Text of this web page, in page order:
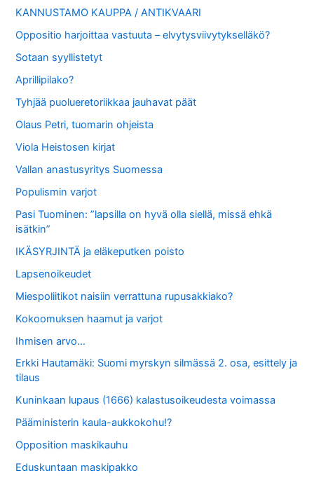
KANNUSTAMO KAUPPA / ANTIKVAARI
Oppositio harjoittaa vastuuta – elvytysviivytykselläkö?
Sotaan syyllistetyt
Aprillipilako?
Tyhjää puolueretoriikkaa jauhavat päät
Olaus Petri, tuomarin ohjeista
Viola Heistosen kirjat
Vallan anastusyritys Suomessa
Populismin varjot
Pasi Tuominen: ”lapsilla on hyvä olla siellä, missä ehkä
isätkin”
IKÄSYRJINTÄ ja eläkeputken poisto
Lapsenoikeudet
Miespoliitikot naisiin verrattuna rupusakkiako?
Kokoomuksen haamut ja varjot
Ihmisen arvo…
Erkki Hautamäki: Suomi myrskyn silmässä 2. osa, esittely ja
tilaus
Kuninkaan lupaus (1666) kalastusoikeudesta voimassa
Pääministerin kaula-aukkokohu!?
Opposition maskikauhu
Eduskuntaan maskipakko